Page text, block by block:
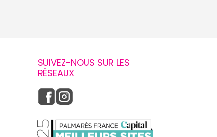
SUIVEZ-NOUS SUR LES
RÉSEAUX